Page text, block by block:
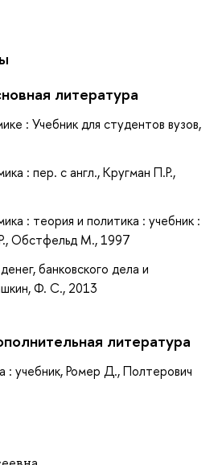
литература
: Учебник для студентов вузов,
: пер. с англ., Кругман П.Р.,
: теория и политика : учебник :
Обстфельд М., 1997
банковского дела и
Ф. С., 2013
литература
: учебник, Ромер Д., Полтерович